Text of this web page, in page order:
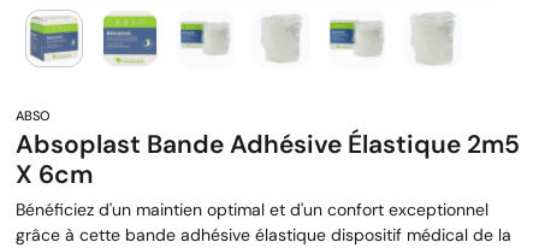
Absoplast Bande Adhésive Élastique 2m5
X 6cm
Bénéficiez d'un maintien optimal et d'un confort exceptionnel
grâce à cette bande adhésive élastique dispositif médical de la